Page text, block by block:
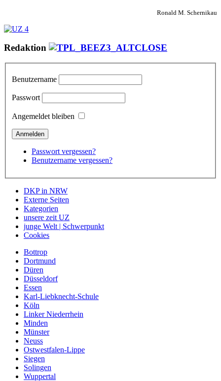
Ronald M. Schernikau
Redaktion
Benutzername
Passwort
Angemeldet bleiben
Passwort vergessen?
Benutzername vergessen?
DKP in NRW
Externe Seiten
Kategorien
unsere zeit UZ
junge Welt | Schwerpunkt
Cookies
Bottrop
Dortmund
Düren
Düsseldorf
Essen
Karl-Liebknecht-Schule
Köln
Linker Niederrhein
Minden
Münster
Neuss
Ostwestfalen-Lippe
Siegen
Solingen
Wuppertal